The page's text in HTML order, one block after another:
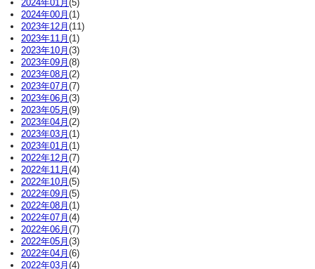
2024年01月 (5)
2024年00月 (1)
2023年12月 (11)
2023年11月 (1)
2023年10月 (3)
2023年09月 (8)
2023年08月 (2)
2023年07月 (7)
2023年06月 (3)
2023年05月 (9)
2023年04月 (2)
2023年03月 (1)
2023年01月 (1)
2022年12月 (7)
2022年11月 (4)
2022年10月 (5)
2022年09月 (5)
2022年08月 (1)
2022年07月 (4)
2022年06月 (7)
2022年05月 (3)
2022年04月 (6)
2022年03月 (4)